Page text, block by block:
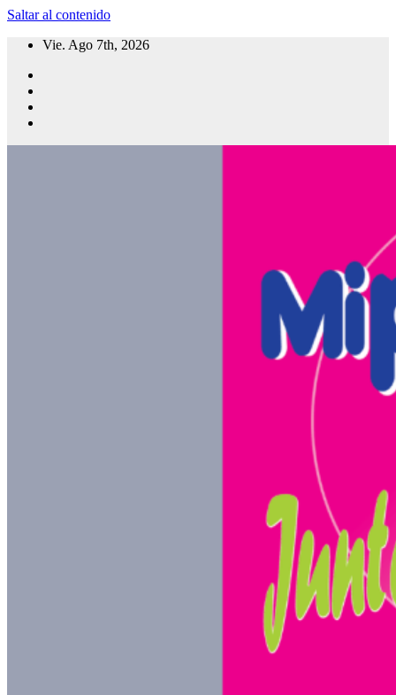
Saltar al contenido
Vie. Ago 7th, 2026